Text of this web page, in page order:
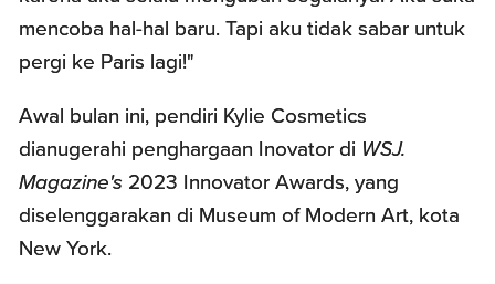
mencoba hal-hal baru. Tapi aku tidak sabar untuk
pergi ke Paris lagi!"
Awal bulan ini, pendiri Kylie Cosmetics
dianugerahi penghargaan Inovator di WSJ.
Magazine's 2023 Innovator Awards, yang
diselenggarakan di Museum of Modern Art, kota
New York.